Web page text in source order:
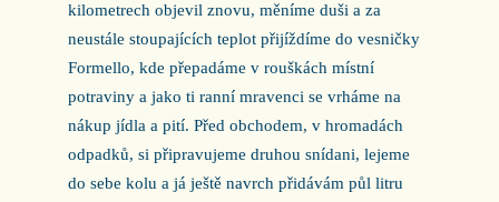
kilometrech objevil znovu, měníme duši a za
neustále stoupajících teplot přijíždíme do vesničky
Formello, kde přepadáme v rouškách místní
potraviny a jako ti ranní mravenci se vrháme na
nákup jídla a pití. Před obchodem, v hromadách
odpadků, si připravujeme druhou snídani, lejeme
do sebe kolu a já ještě navrch přidávám půl litru